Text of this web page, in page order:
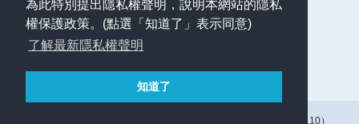
為此特別提出隱私權聲明，說明本網站的隱私
權保護政策。(點選「知道了」表示同意)
了解最新隱私權聲明
知道了
任何意見或問題請聯絡
admin.AIdea@itri.org.tw
版權所有 © 2017–2026 工業技術研究院（人工智慧共創平台 v1.7.10）